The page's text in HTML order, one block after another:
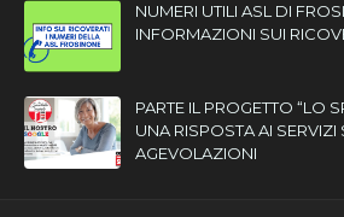
NUMERI UTILI ASL DI
INFORMAZIONI SUI
PARTE IL PROGETTO “LO
UNA RISPOSTA AI SERVIZI
AGEVOLAZIONI